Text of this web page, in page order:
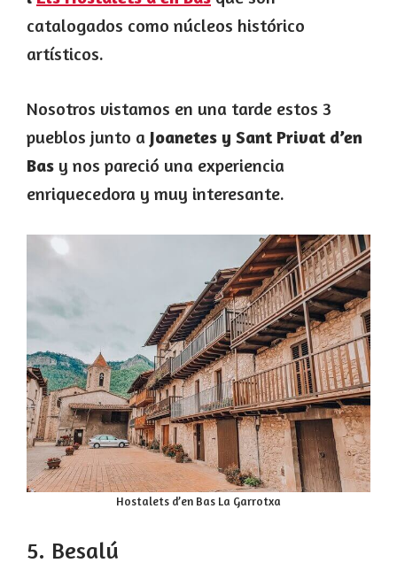
catalogados como núcleos histórico
artísticos.
Nosotros vistamos en una tarde estos 3
pueblos junto a Joanetes y Sant Privat d’en
Bas y nos pareció una experiencia
enriquecedora y muy interesante.
Hostalets d’en Bas La Garrotxa
5. Besalú